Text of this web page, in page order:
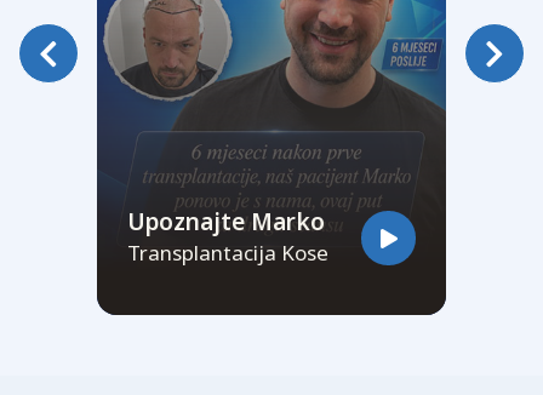
Upoznajte Marko
Transplantacija Kose